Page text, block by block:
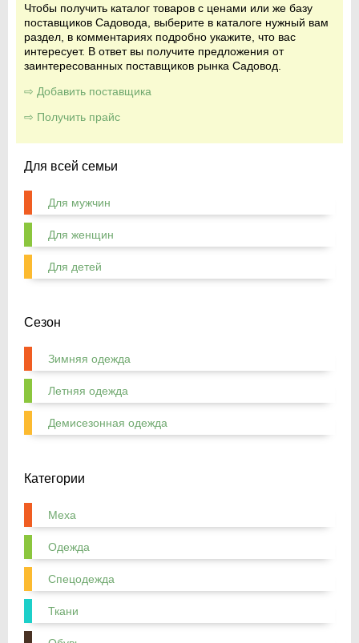
Чтобы получить каталог товаров с ценами или же базу
поставщиков Садовода, выберите в каталоге нужный вам
раздел, в комментариях подробно укажите, что вас
интересует. В ответ вы получите предложения от
заинтересованных поставщиков рынка Садовод.
⇨ Добавить поставщика
⇨ Получить прайс
Для всей семьи
Для мужчин
Для женщин
Для детей
Сезон
Зимняя одежда
Летняя одежда
Демисезонная одежда
Категории
Меха
Одежда
Спецодежда
Ткани